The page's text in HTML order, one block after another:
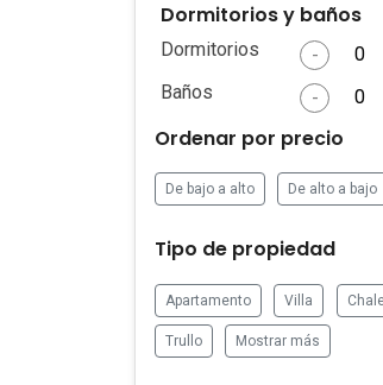
Dormitorios y baños
Dormitorios -
Baños
-
Ordenar por precio
De bajo a alto De alto a bajo
Tipo de propiedad
Apartamento Villa
Trullo Mostrar más